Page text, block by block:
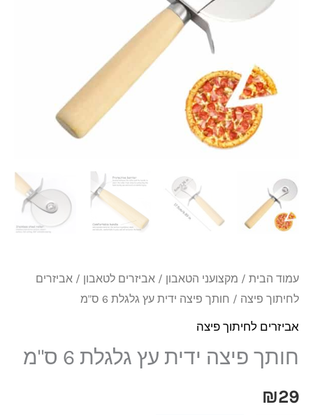
עמוד הבית / מקצועני הטאבון / אביזרים לטאבון / אביזרים
לחיתוך פיצה / חותך פיצה ידית עץ גלגלת 6 ס"מ
אביזרים לחיתוך פיצה
חותך פיצה ידית עץ גלגלת 6 ס"מ
₪29